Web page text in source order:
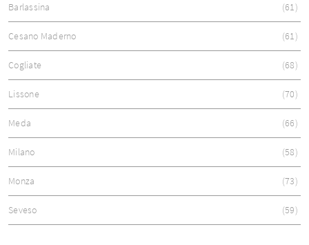
Barlassina 61
Cesano Maderno 61
Cogliate 68
Lissone 70
Meda 66
Milano 58
Monza 73
Seveso 59